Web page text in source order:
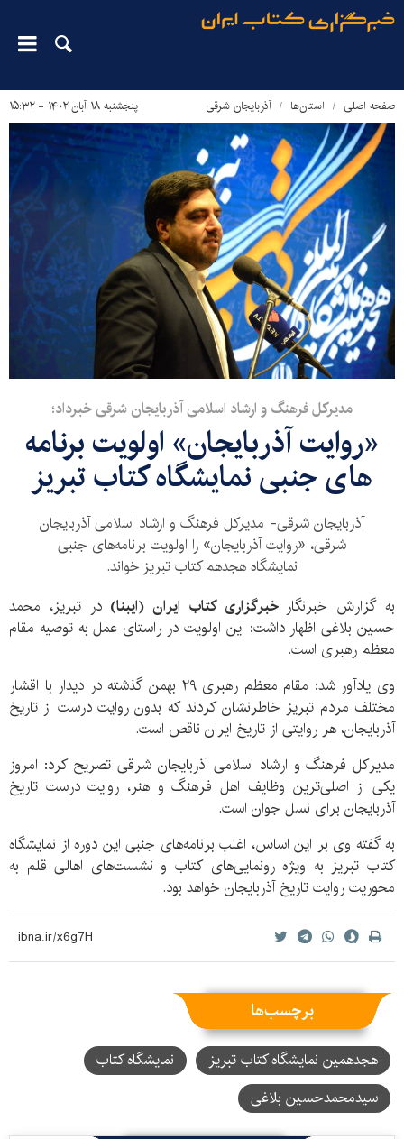
صفحه اصلی استان‌ها آذربایجان شرقی پنجشنبه ۱۸ آبان ۱۴۰۲ - ۱۵:۳۲
مدیرکل فرهنگ و ارشاد اسلامی آذربایجان شرقی خبرداد؛
«روایت آذربایجان» اولویت برنامه
های جنبی نمایشگاه کتاب تبریز
آذربایجان شرقی- مدیرکل فرهنگ و ارشاد اسلامی آذربایجان
شرقی، «روایت آذربایجان» را اولویت برنامه‌های جنبی
نمایشگاه هجدهم کتاب تبریز خواند.
به گزارش خبرنگار خبرگزاری کتاب ایران (ایبنا) در تبریز، محمد
حسین بلاغی اظهار داشت: این اولویت در راستای عمل به توصیه مقام
معظم رهبری است.
وی یادآور شد: مقام معظم رهبری ۲۹ بهمن گذشته در دیدار با اقشار
مختلف مردم تبریز خاطرنشان کردند که بدون روایت درست از تاریخ
آذربایجان، هر روایتی از تاریخ ایران ناقص است.
مدیرکل فرهنگ و ارشاد اسلامی آذربایجان شرقی تصریح کرد: امروز
یکی از اصلی‌ترین وظایف اهل فرهنگ و هنر، روایت درست تاریخ
آذربایجان برای نسل جوان است.
به گفته وی بر این اساس، اغلب برنامه‌های جنبی این دوره از نمایشگاه
کتاب تبریز به ویژه رونمایی‌های کتاب و نشست‌های اهالی قلم به
محوریت روایت تاریخ آذربایجان خواهد بود.
برچسب‌ها
هجدهمین نمایشگاه کتاب تبریز
نمایشگاه کتاب
سیدمحمدحسین بلاغی